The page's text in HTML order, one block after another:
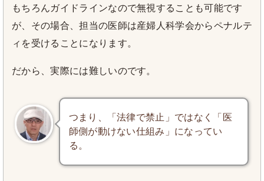
もちろんガイドラインなので無視することも可能です
が、その場合、担当の医師は産婦人科学会からペナルテ
ィを受けることになります。
だから、実際には難しいのです。
つまり、「法律で禁止」ではなく「医
師側が動けない仕組み」になってい
る。